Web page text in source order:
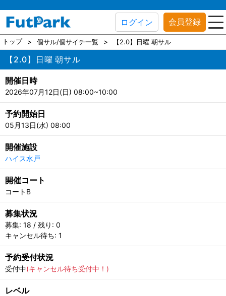
ログイン 会員登録
トップ 個サル/個サイチ一覧 【2.0】日曜 朝サル
【2.0】日曜 朝サル
開催日時
2026年07月12日(日) 08:00~10:00
予約開始日
05月13日(水) 08:00
開催施設
ハイス水戸
開催コート
コートB
募集状況
募集: 18 / 残り: 0
キャンセル待ち: 1
予約受付状況
受付中(キャンセル待ち受付中！)
レベル